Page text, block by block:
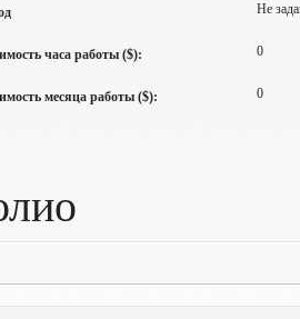
Не
часа работы ($): 0
месяца работы ($): 0